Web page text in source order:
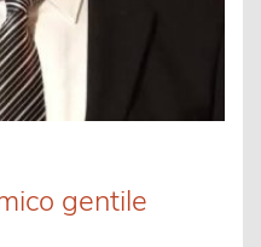
gentile